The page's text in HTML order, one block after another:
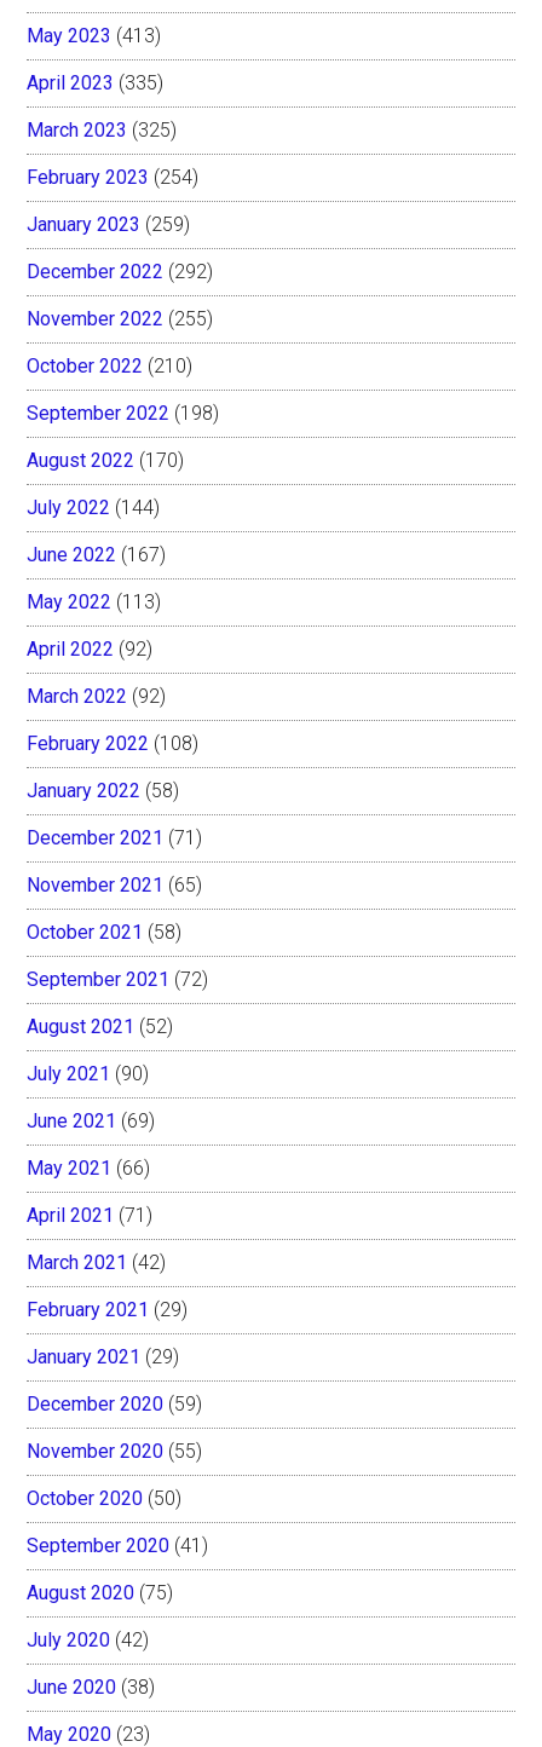
May 2023 (413)
April 2023 (335)
March 2023 (325)
February 2023 (254)
January 2023 (259)
December 2022 (292)
November 2022 (255)
October 2022 (210)
September 2022 (198)
August 2022 (170)
July 2022 (144)
June 2022 (167)
May 2022 (113)
April 2022 (92)
March 2022 (92)
February 2022 (108)
January 2022 (58)
December 2021 (71)
November 2021 (65)
October 2021 (58)
September 2021 (72)
August 2021 (52)
July 2021 (90)
June 2021 (69)
May 2021 (66)
April 2021 (71)
March 2021 (42)
February 2021 (29)
January 2021 (29)
December 2020 (59)
November 2020 (55)
October 2020 (50)
September 2020 (41)
August 2020 (75)
July 2020 (42)
June 2020 (38)
May 2020 (23)